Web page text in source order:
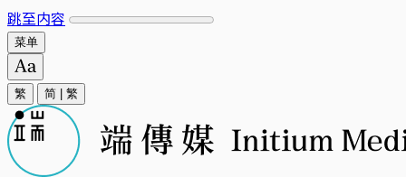
跳至内容
菜单
繁 简 繁